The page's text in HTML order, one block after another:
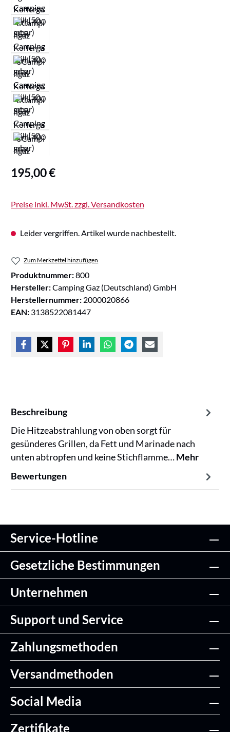
Regulärer Preis:
195,00 €
Preise inkl. MwSt. zzgl. Versandkosten
Leider vergriffen. Artikel wurde nachbestellt.
Zum Merkzettel hinzufügen
Produktnummer:800
Hersteller:Camping Gaz (Deutschland) GmbH
Herstellernummer: 2000020866
EAN: 3138522081447
Beschreibung
Die Hitzeabstrahlung von oben sorgt für
gesünderes Grillen, da Fett und Marinade nach
unten abtropfen und keine Stichflamme…Mehr
Bewertungen
Service-Hotline
Gesetzliche Bestimmungen
Unternehmen
Support und Service
Zahlungsmethoden
Versandmethoden
Social Media
Zertifikate